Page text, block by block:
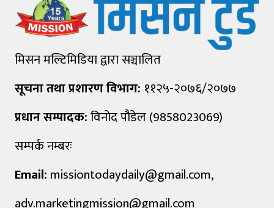
मिसन मल्टिमिडिया द्वारा सञ्चालित
सूचना तथा प्रशारण विभाग: ११२५-२०७६/२०७७
प्रधान सम्पादक:विनोद पौडेल (9858023069)
सम्पर्क नम्बरः
Email: missiontodaydaily@gmail.com,
adv.marketingmission@gmail.com